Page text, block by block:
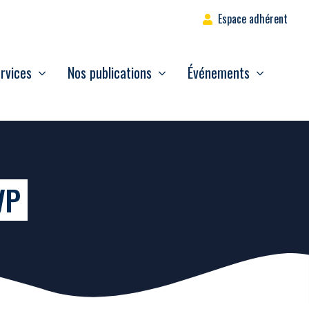
Espace adhérent
Nos publications Événements